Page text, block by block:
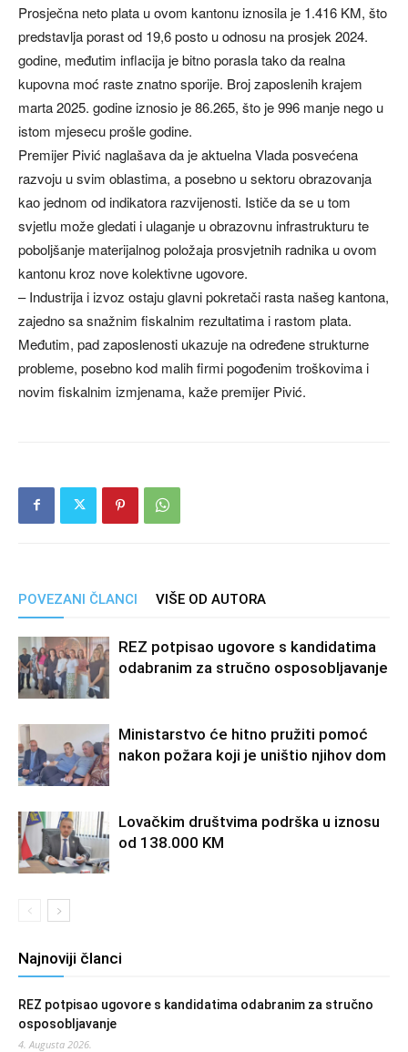
Prosječna neto plata u ovom kantonu iznosila je 1.416 KM, što
predstavlja porast od 19,6 posto u odnosu na prosjek 2024.
godine, međutim inflacija je bitno porasla tako da realna
kupovna moć raste znatno sporije. Broj zaposlenih krajem
marta 2025. godine iznosio je 86.265, što je 996 manje nego u
istom mjesecu prošle godine.
Premijer Pivić naglašava da je aktuelna Vlada posvećena
razvoju u svim oblastima, a posebno u sektoru obrazovanja
kao jednom od indikatora razvijenosti. Ističe da se u tom
svjetlu može gledati i ulaganje u obrazovnu infrastrukturu te
poboljšanje materijalnog položaja prosvjetnih radnika u ovom
kantonu kroz nove kolektivne ugovore.
– Industrija i izvoz ostaju glavni pokretači rasta našeg kantona,
zajedno sa snažnim fiskalnim rezultatima i rastom plata.
Međutim, pad zaposlenosti ukazuje na određene strukturne
probleme, posebno kod malih firmi pogođenim troškovima i
novim fiskalnim izmjenama, kaže premijer Pivić.
POVEZANI ČLANCI VIŠE OD AUTORA
REZ potpisao ugovore s kandidatima
odabranim za stručno osposobljavanje
Ministarstvo će hitno pružiti pomoć
nakon požara koji je uništio njihov dom
Lovačkim društvima podrška u iznosu
od 138.000 KM
Najnoviji članci
REZ potpisao ugovore s kandidatima odabranim za stručno
osposobljavanje
4. Augusta 2026.